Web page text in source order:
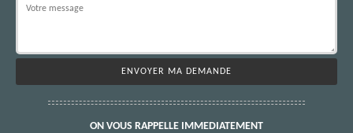
ON VOUS RAPPELLE IMMEDIATEMENT